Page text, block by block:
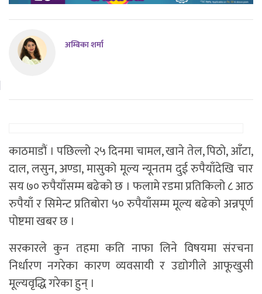
अम्बिका शर्मा
काठमाडौं । पछिल्लो २५ दिनमा चामल, खाने तेल, पिठो, आँटा,
दाल, लसुन, अण्डा, मासुको मूल्य न्यूनतम दुई रुपैयाँदेखि चार
सय ७० रुपैयाँसम्म बढेको छ । फलामे रडमा प्रतिकिलो ८ आठ
रुपैयाँ र सिमेन्ट प्रतिबोरा ५० रुपैयाँसम्म मूल्य बढेको अन्नपूर्ण
पोष्टमा खबर छ ।
सरकारले कुन तहमा कति नाफा लिने विषयमा संरचना
निर्धारण नगरेका कारण व्यवसायी र उद्योगीले आफूखुसी
मूल्यवृद्धि गरेका हुन् ।